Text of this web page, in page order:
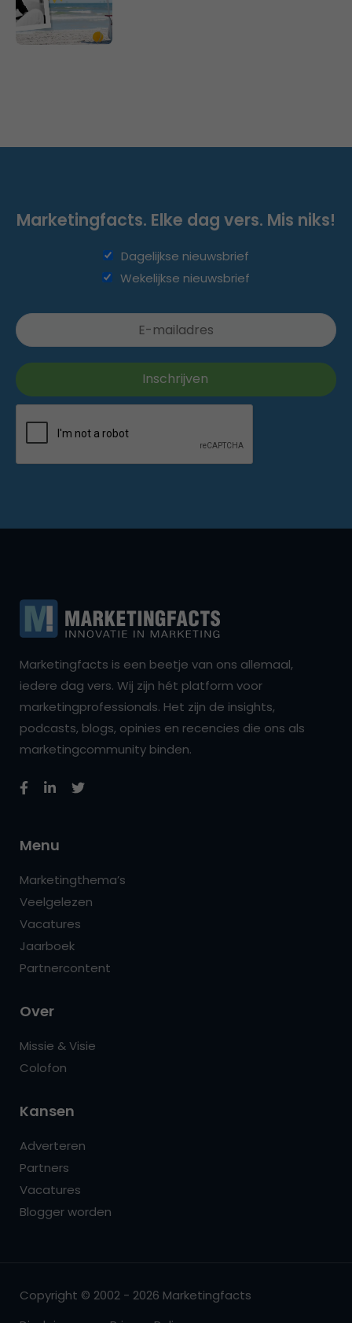
Marketingfacts. Elke dag vers. Mis niks!
Dagelijkse nieuwsbrief
Wekelijkse nieuwsbrief
Marketingfacts is een beetje van ons allemaal,
iedere dag vers. Wij zijn hét platform voor
marketingprofessionals. Het zijn de insights,
podcasts, blogs, opinies en recencies die ons als
marketingcommunity binden.
Menu
Marketingthema’s
Veelgelezen
Vacatures
Jaarboek
Partnercontent
Over
Missie & Visie
Colofon
Kansen
Adverteren
Partners
Vacatures
Blogger worden
Copyright © 2002 - 2026 Marketingfacts